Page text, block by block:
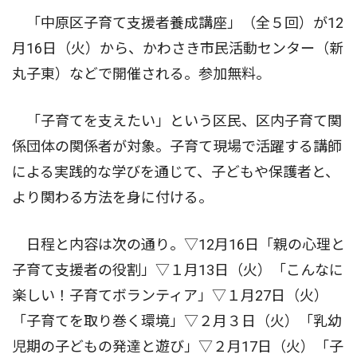
「中原区子育て支援者養成講座」（全５回）が12
月16日（火）から、かわさき市民活動センター（新
丸子東）などで開催される。参加無料。
「子育てを支えたい」という区民、区内子育て関
係団体の関係者が対象。子育て現場で活躍する講師
による実践的な学びを通じて、子どもや保護者と、
より関わる方法を身に付ける。
日程と内容は次の通り。▽12月16日「親の心理と
子育て支援者の役割」▽１月13日（火）「こんなに
楽しい！子育てボランティア」▽１月27日（火）
「子育てを取り巻く環境」▽２月３日（火）「乳幼
児期の子どもの発達と遊び」▽２月17日（火）「子